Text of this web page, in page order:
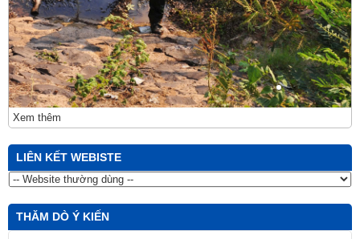
Xem thêm
LIÊN KẾT WEBISTE
THĂM DÒ Ý KIẾN